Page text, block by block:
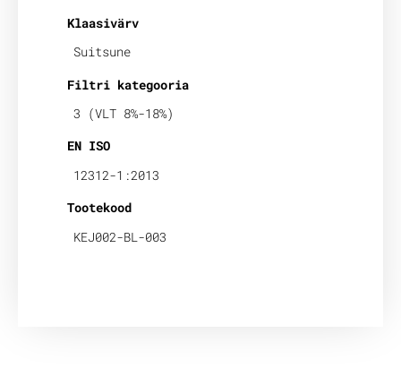
Klaasivärv
Suitsune
Filtri kategooria
3 (VLT 8%-18%)
EN ISO
12312-1:2013
Tootekood
KEJ002-BL-003